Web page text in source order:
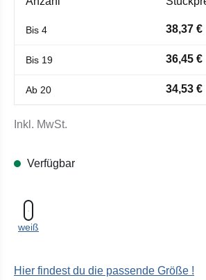
Bis 4 38,37 €
Bis 19 36,45 €
Ab 20 34,53 €
Inkl. MwSt.
Verfügbar
weiß
Hier findest du die passende Größe !